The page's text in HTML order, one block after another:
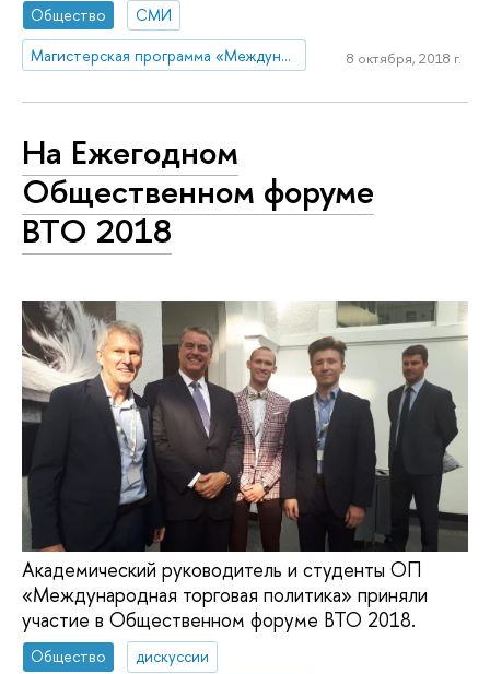
Общество
СМИ
Магистерская программа «Международная торговая политика»
8 октября, 2018 г.
На Ежегодном
Общественном форуме
ВТО 2018
Академический руководитель и студенты ОП
«Международная торговая политика» приняли
участие в Общественном форуме ВТО 2018.
Общество
дискуссии